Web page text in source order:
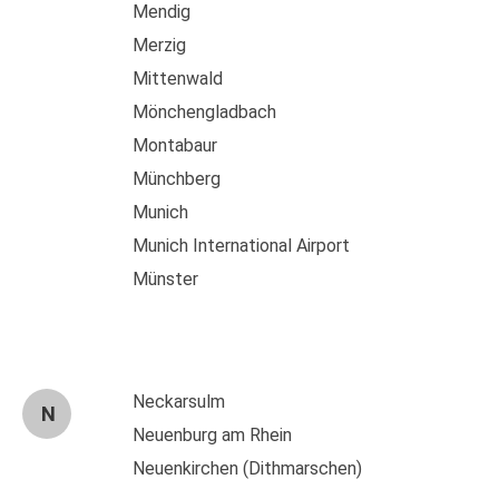
Mendig
Merzig
Mittenwald
Mönchengladbach
Montabaur
Münchberg
Munich
Munich International Airport
Münster
N
Neckarsulm
Neuenburg am Rhein
Neuenkirchen (Dithmarschen)